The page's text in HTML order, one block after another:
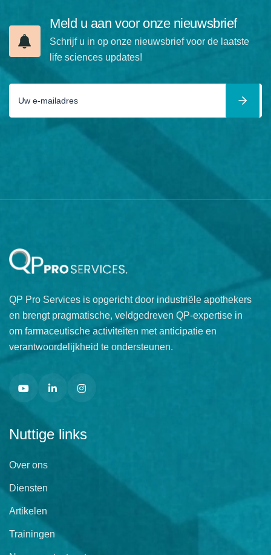
Meld u aan voor onze nieuwsbrief
Schrijf u in op onze nieuwsbrief voor de laatste
life sciences updates!
QP Pro Services is opgericht door industriële apothekers
en brengt pragmatische, veldgedreven QP-expertise in
om farmaceutische activiteiten met anticipatie en
verantwoordelijkheid te ondersteunen.
Nuttige links
Over ons
Diensten
Artikelen
Trainingen